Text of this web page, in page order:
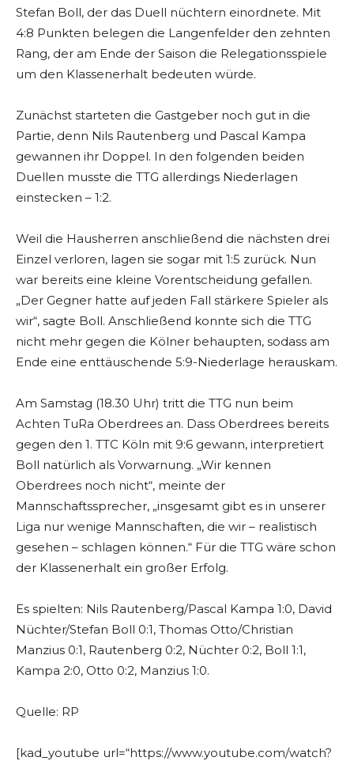
Stefan Boll, der das Duell nüchtern einordnete. Mit
4:8 Punkten belegen die Langenfelder den zehnten
Rang, der am Ende der Saison die Relegationsspiele
um den Klassenerhalt bedeuten würde.
Zunächst starteten die Gastgeber noch gut in die
Partie, denn Nils Rautenberg und Pascal Kampa
gewannen ihr Doppel. In den folgenden beiden
Duellen musste die TTG allerdings Niederlagen
einstecken – 1:2.
Weil die Hausherren anschließend die nächsten drei
Einzel verloren, lagen sie sogar mit 1:5 zurück. Nun
war bereits eine kleine Vorentscheidung gefallen.
„Der Gegner hatte auf jeden Fall stärkere Spieler als
wir“, sagte Boll. Anschließend konnte sich die TTG
nicht mehr gegen die Kölner behaupten, sodass am
Ende eine enttäuschende 5:9-Niederlage herauskam.
Am Samstag (18.30 Uhr) tritt die TTG nun beim
Achten TuRa Oberdrees an. Dass Oberdrees bereits
gegen den 1. TTC Köln mit 9:6 gewann, interpretiert
Boll natürlich als Vorwarnung. „Wir kennen
Oberdrees noch nicht“, meinte der
Mannschaftssprecher, „insgesamt gibt es in unserer
Liga nur wenige Mannschaften, die wir – realistisch
gesehen – schlagen können.“ Für die TTG wäre schon
der Klassenerhalt ein großer Erfolg.
Es spielten: Nils Rautenberg/Pascal Kampa 1:0, David
Nüchter/Stefan Boll 0:1, Thomas Otto/Christian
Manzius 0:1, Rautenberg 0:2, Nüchter 0:2, Boll 1:1,
Kampa 2:0, Otto 0:2, Manzius 1:0.
Quelle: RP
[kad_youtube url=“https://www.youtube.com/watch?